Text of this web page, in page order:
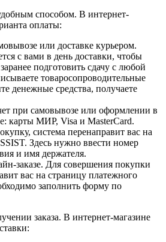
способом. В интернет-
оплаты:
или доставке курьером.
с вами в день доставки, чтобы
подготовить сдачу с любой
товаросопроводительные
денежные средства, получаете
при самовывозе или оформлении в
карты МИР, Visa и MasterCard.
система перенаправит вас на
Здесь нужно ввести номер
и имя держателя.
заказе. Для совершения покупки
вас на страницу платежного
заполнить форму по
заказа. В интернет-магазине